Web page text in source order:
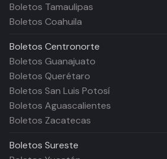
Boletos Tamaulipas
Boletos Coahuila
Boletos Centronorte
Boletos Guanajuato
Boletos Querétaro
Boletos San Luis Potosí
Boletos Aguascalientes
Boletos Zacatecas
Boletos Sureste